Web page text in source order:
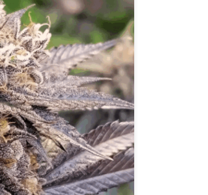
lub organizacji DNA
zmianę jego cech. DNA i RNA
W większości przypadków
małego obszaru DNA spośród